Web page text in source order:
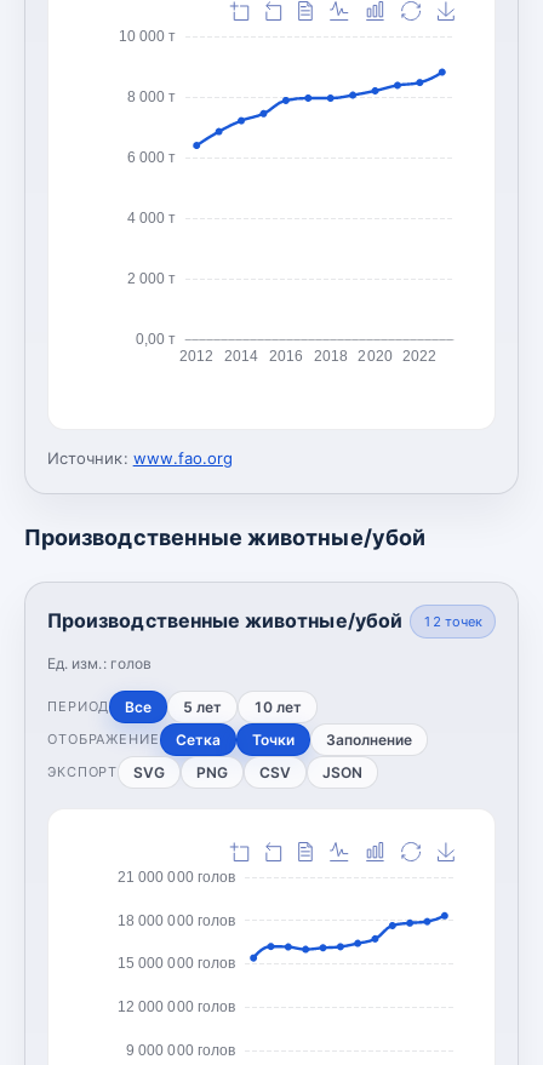
0,00 т
2 000 т
4 000 т
6 000 т
8 000 т
10 000 т
2012 2014 2016 2018 2020 2022
Источник: www.fao.org
Производственные животные/убой
Производственные животные/убой
Ед. изм.: голов
12 точек
ПЕРИОД Все 5 лет 10 лет
ОТОБРАЖЕНИЕ Сетка Точки Заполнение
ЭКСПОРТ SVG PNG CSV JSON
9 000 000 голов
12 000 000 голов
15 000 000 голов
18 000 000 голов
21 000 000 голов